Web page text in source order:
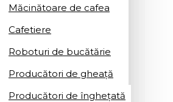
Măcinătoare de cafea
Cafetiere
Roboturi de bucătărie
Producători de gheață
Producători de înghețată